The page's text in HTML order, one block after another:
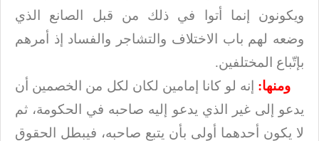
ويكونون إنما أتوا في ذلك من قبل الصانع الذي
وضعه لهم باب الاختلاف والتشاجر والفساد إذ أمرهم
بإتّباع المختلفين.
ومنها: إنه لو كانا إمامين لكان لكل من الخصمين أن
يدعو إلى غير الذي يدعو إليه صاحبه في الحكومة، ثم
لا يكون أحدهما أولى بأن يتبع صاحبه، فيبطل الحقوق